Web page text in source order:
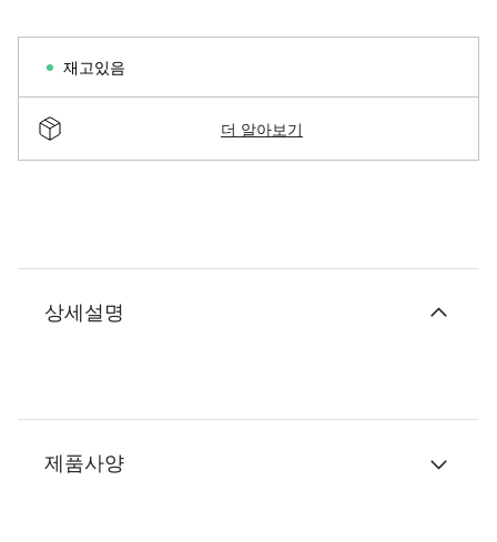
재고있음
더 알아보기
상세설명
제품사양